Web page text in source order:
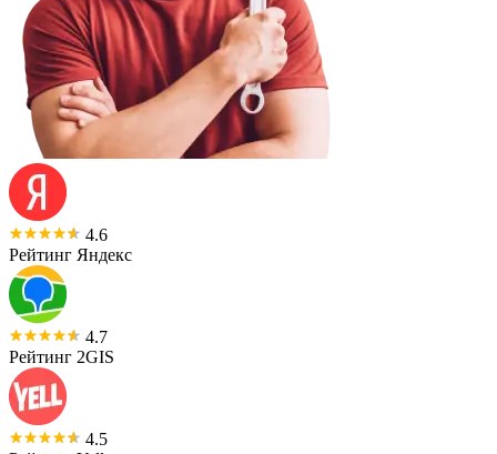
4.6
Рейтинг Яндекс
4.7
Рейтинг 2GIS
4.5